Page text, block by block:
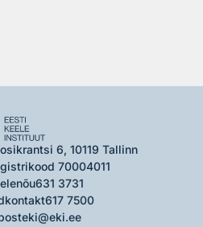
6, 10119 Tallinn
70004011
631 3731
617 7500
eki@eki.ee